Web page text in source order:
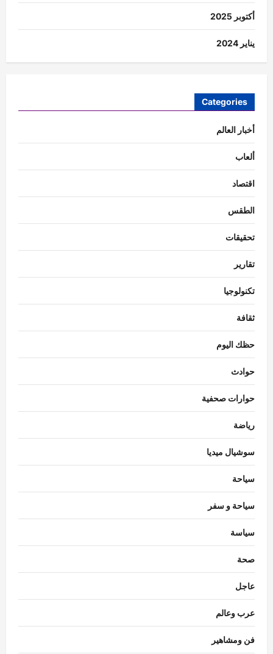
أكتوبر 2025
يناير 2024
Categories
أخبار العالم
ألعاب
اقتصاد
الطقس
تحقيقات
تقارير
تكنولوجيا
ثقافة
حظك اليوم
حوادث
حوارات صحفية
رياضة
سوشيال ميديا
سياحة
سياحة و سفر
سياسة
صحة
عاجل
عرب وعالم
فن ومشاهير
3
محافظات
ينطلق بحفل جماهيري لـ«مسار إجباري»
طنًا من بؤر المخلفات